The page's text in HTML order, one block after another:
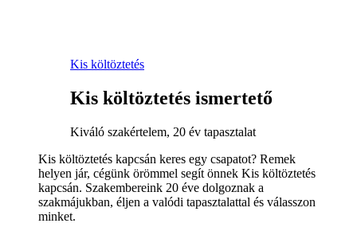
Kis költöztetés
Kis költöztetés ismertető
Kiváló szakértelem, 20 év tapasztalat
Kis költöztetés kapcsán keres egy csapatot? Remek
helyen jár, cégünk örömmel segít önnek Kis költöztetés
kapcsán. Szakembereink 20 éve dolgoznak a
szakmájukban, éljen a valódi tapasztalattal és válasszon
minket.